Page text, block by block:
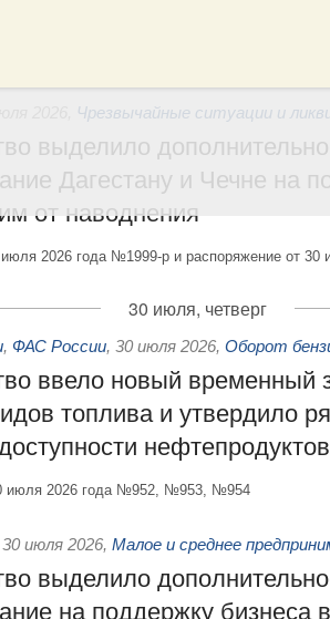
ещё двум
Чрезвычайные ситуации и
выделило
Дагестану и Чечне на
от наводнения
2026 года №1999-р и распоряжение от
30 июля, четверг
, ФАС России, 30 июля 2026, Оборот
ввело новый временный
топлива и утвердило
нефтепродуктов
июля 2026 года №952, №953, №954
30 июля 2026, Малое и среднее
выделило
на поддержку бизнеса